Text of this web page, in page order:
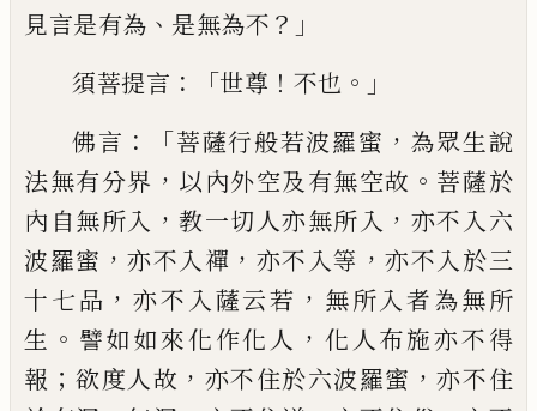
見言是有為 、 是無為不 ？」
須菩提言 ：「世尊 ！ 不也 。」
佛言 ：「菩薩行般若波羅蜜 ， 為眾生說
法無有分界 ， 以內外空及有無空故 。 菩薩於
內自無所入 ，教一切人亦無所入 ， 亦不入六
波羅蜜 ，亦不入禪 ， 亦不入等 ，亦不入於三
十七品 ，亦不入薩云若 ， 無所入者為無所
生 。 譬如如來化作化人 ， 化人布施亦不得
報 ； 欲度人故 ， 亦不住於六波羅蜜 ，亦不住